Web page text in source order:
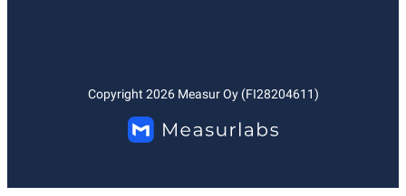
Copyright 2026Measur Oy (FI28204611)